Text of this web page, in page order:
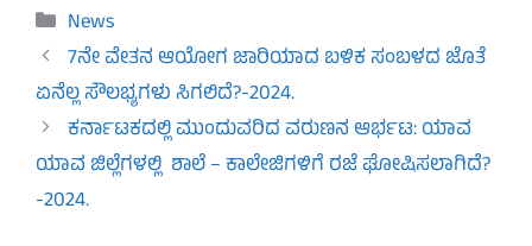
Categories
News
7ನೇ ವೇತನ ಆಯೋಗ ಜಾರಿಯಾದ ಬಳಿಕ ಸಂಬಳದ ಜೊತೆ
ಏನೆಲ್ಲ ಸೌಲಭ್ಯಗಳು ಸಿಗಲಿದೆ?-2024.
ಕರ್ನಾಟಕದಲ್ಲಿ ಮುಂದುವರಿದ ವರುಣನ ಆರ್ಭಟ: ಯಾವ
ಯಾವ ಜಿಲ್ಲೆಗಳಲ್ಲಿ ಶಾಲೆ – ಕಾಲೇಜಿಗಳಿಗೆ ರಜೆ ಘೋಷಿಸಲಾಗಿದೆ?
-2024.